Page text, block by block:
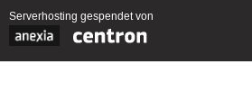
Serverhosting gespendet von